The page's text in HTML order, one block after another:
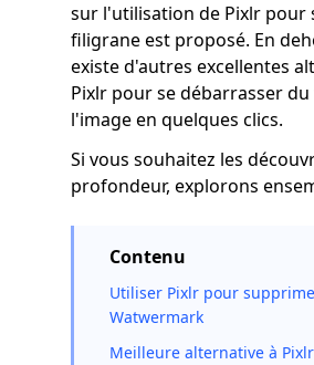
sur l'utilisation de Pixlr pour
filigrane est proposé. En
existe d'autres excellentes
Pixlr pour se débarrasser
l'image en quelques clics.
Si vous souhaitez les
profondeur, explorons
Contenu
Utiliser Pixlr pour
Watwermark
Meilleure alternative à Pixlr